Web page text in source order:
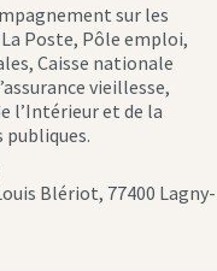
sur les
Poste, Pôle emploi,
Caisse nationale
vieillesse,
l’Intérieur et de la
publiques.
Blériot, 77400 Lagny-